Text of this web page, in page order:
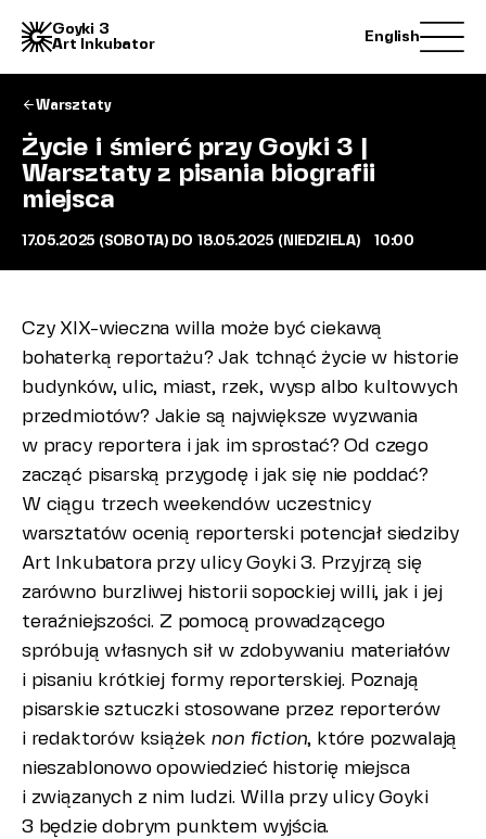
Goyki 3
Art Inkubator
English
Wizyta
Kalendarium
Pamiętnik rezydencji
Archiwum
Wynajem przestrzeni
Kontakt
Poznaj nas
ZespółRada programowa
Historia miejscaPark i ogród społeczny
Archiwum społeczne
Dla mediów
Nasze współprace
Warsztaty
Życie i śmierć przy Goyki 3 |
Warsztaty z pisania biografii
miejsca
17.05.2025 (SOBOTA) DO 18.05.2025 (NIEDZIELA) 10:00
Czy XIX-wieczna willa może być ciekawą
bohaterką reportażu? Jak tchnąć życie w historie
budynków, ulic, miast, rzek, wysp albo kultowych
przedmiotów? Jakie są największe wyzwania
w pracy reportera i jak im sprostać? Od czego
zacząć pisarską przygodę i jak się nie poddać?
W ciągu trzech weekendów uczestnicy
warsztatów ocenią reporterski potencjał siedziby
Art Inkubatora przy ulicy Goyki 3. Przyjrzą się
zarówno burzliwej historii sopockiej willi, jak i jej
teraźniejszości. Z pomocą prowadzącego
spróbują własnych sił w zdobywaniu materiałów
i pisaniu krótkiej formy reporterskiej. Poznają
pisarskie sztuczki stosowane przez reporterów
i redaktorów książek non fiction, które pozwalają
nieszablonowo opowiedzieć historię miejsca
i związanych z nim ludzi. Willa przy ulicy Goyki
3 będzie dobrym punktem wyjścia.